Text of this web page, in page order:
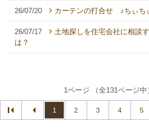
26/07/20 カーテンの打合せ ♪ちぃち
26/07/17
土地探しを住宅会社に相談
は？
1ページ （全131ページ中
1 2 3 4 5